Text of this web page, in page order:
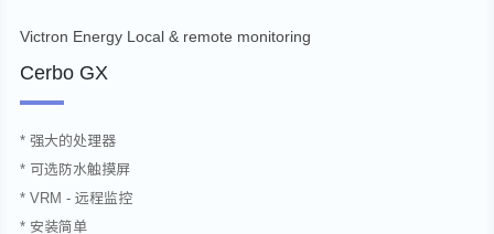
Victron Energy Local & remote monitoring
Cerbo GX
* 强大的处理器
* 可选防水触摸屏
* VRM - 远程监控
* 安装简单